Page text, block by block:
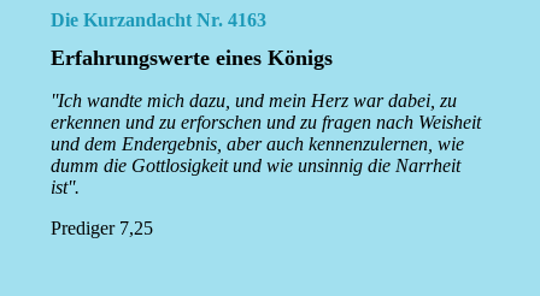
Die Kurzandacht Nr. 4163
Erfahrungswerte eines Königs
''Ich wandte mich dazu, und mein Herz war dabei, zu
erkennen und zu erforschen und zu fragen nach Weisheit
und dem Endergebnis, aber auch kennenzulernen, wie
dumm die Gottlosigkeit und wie unsinnig die Narrheit
ist''.
Prediger 7,25